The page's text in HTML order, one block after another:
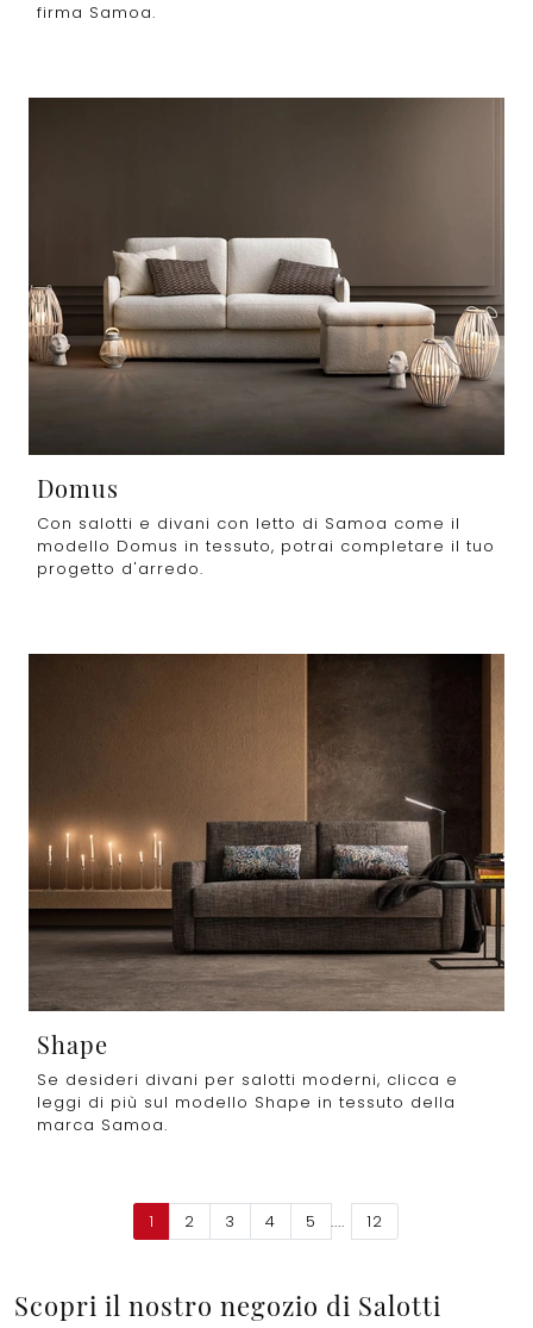
firma Samoa.
Domus
Con salotti e divani con letto di Samoa come il
modello Domus in tessuto, potrai completare il tuo
progetto d'arredo.
Shape
Se desideri divani per salotti moderni, clicca e
leggi di più sul modello Shape in tessuto della
marca Samoa.
1 2 3 4 5 .... 12
Scopri il nostro negozio di Salotti